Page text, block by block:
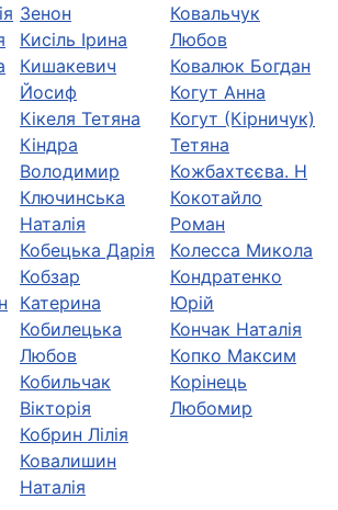
Зенон
Кисіль Ірина
Кишакевич
Йосиф
Кікеля Тетяна
Кіндра
Володимир
Ключинська
Наталія
Кобецька Дарія
Кобзар
Катерина
Кобилецька
Любов
Кобильчак
Вікторія
Кобрин Лілія
Ковалишин
Наталія
Ковальчук
Любов
Ковалюк Богдан
Когут Анна
Когут (Кірничук)
Тетяна
Кожбахтєєва. Н
Кокотайло
Роман
Колесса Микола
Кондратенко
Юрiй
Кончак Наталія
Копко Максим
Корінець
Любомир